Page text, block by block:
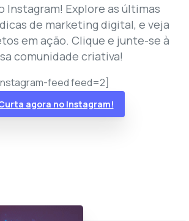
Instagram! Explore as últimas
de marketing digital, e veja
em ação. Clique e junte-se à
comunidade criativa!
feed feed=2]
agora no Instagram!